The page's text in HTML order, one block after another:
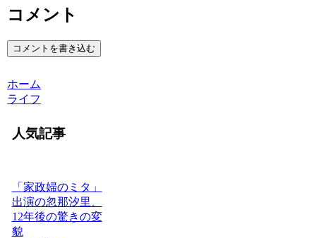
コメント
コメントを書き込む
ホーム
ライフ
人気記事
「家政婦のミタ」
出演の忽那汐里、
12年後の驚きの変
貌